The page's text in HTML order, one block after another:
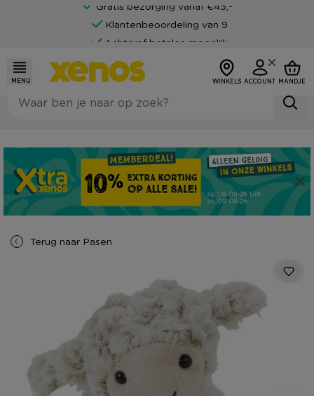
Gratis bezorging vanaf €45,-*
Klantenbeoordeling van 9
Achteraf betalen mogelijk
MENU WINKELS ACCOUNT MANDJE
Terug naar Pasen